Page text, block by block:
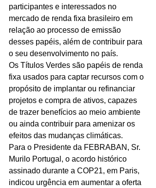
participantes e interessados no
mercado de renda fixa brasileiro em
relação ao processo de emissão
desses papéis, além de contribuir para
o seu desenvolvimento no país.
Os Títulos Verdes são papéis de renda
fixa usados para captar recursos com o
propósito de implantar ou refinanciar
projetos e compra de ativos, capazes
de trazer benefícios ao meio ambiente
ou ainda contribuir para amenizar os
efeitos das mudanças climáticas.
Para o Presidente da FEBRABAN, Sr.
Murilo Portugal, o acordo histórico
assinado durante a COP21, em Paris,
indicou urgência em aumentar a oferta